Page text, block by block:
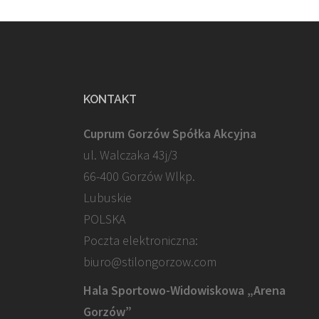
KONTAKT
Cuprum Gorzów Spółka Akcyjna
ul. Walczaka 43j/3
66-400 Gorzów Wlkp.
Lubuskie
POLSKA
Poczta elektroniczna:
biuro@stilongorzow.com
Hala Sportowo-Widowiskowa „Arena
Gorzów”